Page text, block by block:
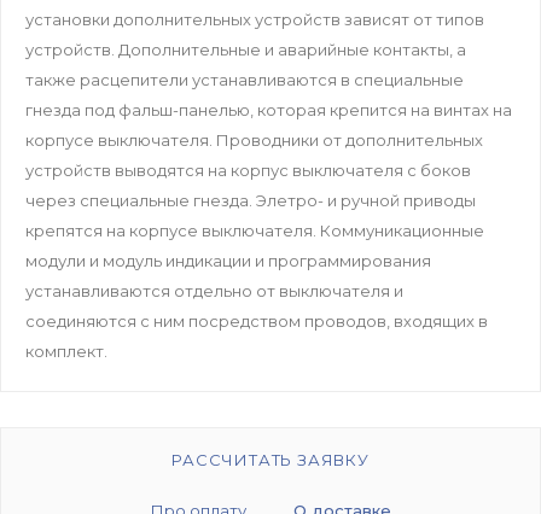
установки дополнительных устройств зависят от типов
устройств. Дополнительные и аварийные контакты, а
также расцепители устанавливаются в специальные
гнезда под фальш-панелью, которая крепится на винтах на
корпусе выключателя. Проводники от дополнительных
устройств выводятся на корпус выключателя с боков
через специальные гнезда. Элетро- и ручной приводы
крепятся на корпусе выключателя. Коммуникационные
модули и модуль индикации и программирования
устанавливаются отдельно от выключателя и
соединяются с ним посредством проводов, входящих в
комплект.
РАССЧИТАТЬ ЗАЯВКУ